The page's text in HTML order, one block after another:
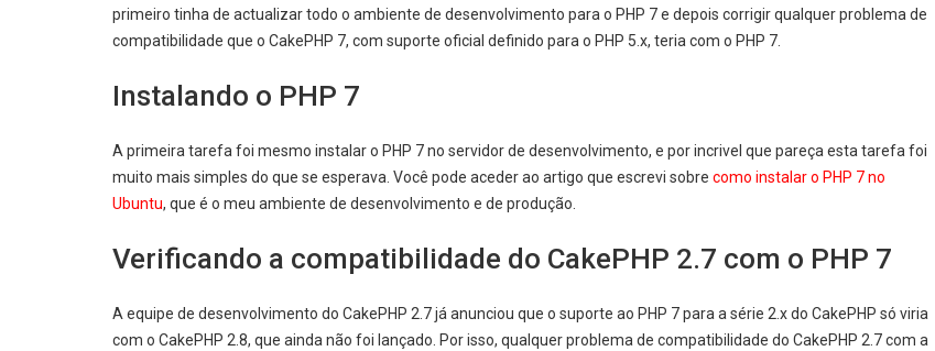
primeiro tinha de actualizar todo o ambiente de desenvolvimento para o PHP 7 e depois corrigir qualquer problema de
compatibilidade que o CakePHP 7, com suporte oficial definido para o PHP 5.x, teria com o PHP 7.
Instalando o PHP 7
A primeira tarefa foi mesmo instalar o PHP 7 no servidor de desenvolvimento, e por incrivel que pareça esta tarefa foi
muito mais simples do que se esperava. Você pode aceder ao artigo que escrevi sobre como instalar o PHP 7 no
Ubuntu, que é o meu ambiente de desenvolvimento e de produção.
Verificando a compatibilidade do CakePHP 2.7 com o PHP 7
A equipe de desenvolvimento do CakePHP 2.7 já anunciou que o suporte ao PHP 7 para a série 2.x do CakePHP só viria
com o CakePHP 2.8, que ainda não foi lançado. Por isso, qualquer problema de compatibilidade do CakePHP 2.7 com a